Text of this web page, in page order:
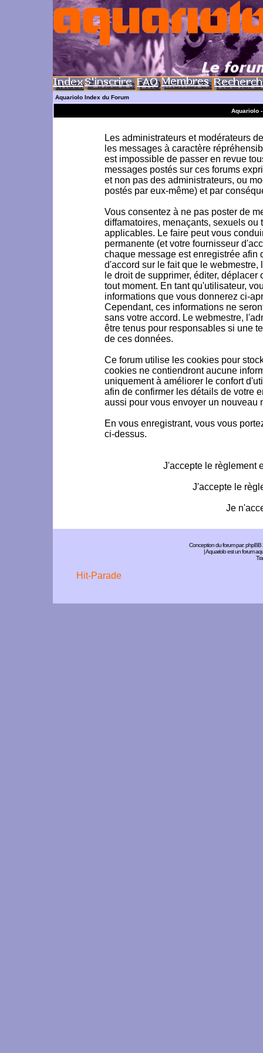
Aquariolo Index du Forum
Aquariolo
Les administrateurs et modérateurs
les messages à caractère
est impossible de passer en revue
messages postés sur ces forums
et non pas des administrateurs, ou
postés par eux-même) et par
Vous consentez à ne pas poster de
diffamatoires, menaçants, sexuels
applicables. Le faire peut vous
permanente (et votre fournisseur
chaque message est enregistrée afin
d'accord sur le fait que le
le droit de supprimer, éditer,
tout moment. En tant qu'utilisateur,
informations que vous donnerez ci-
Cependant, ces informations ne
sans votre accord. Le webmestre,
être tenus pour responsables si une
de ces données.
Ce forum utilise les cookies pour
cookies ne contiendront aucune
uniquement à améliorer le confort
afin de confirmer les détails de votre
aussi pour vous envoyer un nouveau
En vous enregistrant, vous vous
ci-dessus.
J'accepte le règlement
J'accepte le
Je
Conception du forum par:phpBB
| Aquariolo est un forum